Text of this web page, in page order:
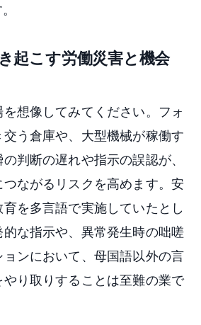
起こす労働災害と機会
想像してみてください。フォ
う倉庫や、大型機械が稼働す
判断の遅れや指示の誤認が、
ながるリスクを高めます。安
を多言語で実施していたとし
な指示や、異常発生時の咄嗟
ンにおいて、母国語以外の言
り取りすることは至難の業で